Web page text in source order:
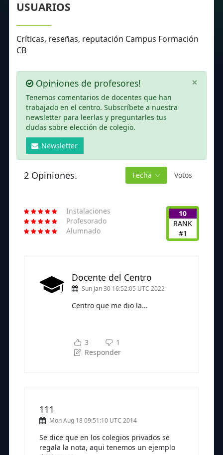
USUARIOS
Críticas, reseñas, reputación Campus Formación
CB
×
Opiniones de profesores!
Tenemos comentarios de docentes que han
trabajado en el centro. Subscríbete a nuestra
newsletter para leerlas y preguntarles tus
dudas sobre elección de colegio.
Newsletter
2 Opiniones. Fecha Votos
Instalaciones
Profesorado
Alumnado
10
RANK
#1
Docente del Centro
Sun Jan 30 16:52:05 UTC 2022
Centro que me dio la...
3
1
Responder
111
Mon Aug 18 09:51:10 UTC 2014
Se dice que en los colegios privados se
regala la nota, aqui tenemos un ejemplo